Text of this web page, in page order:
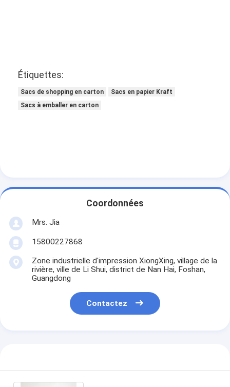
Étiquettes:
Sacs de shopping en carton
Sacs en papier Kraft
Sacs à emballer en carton
Coordonnées
Mrs. Jia
15800227868
Zone industrielle d'impression XiongXing, village de la
rivière, ville de Li Shui, district de Nan Hai, Foshan,
Guangdong
Contactez